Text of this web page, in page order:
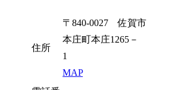
住所
〒840-0027 佐賀市
本庄町本庄1265－
1
MAP